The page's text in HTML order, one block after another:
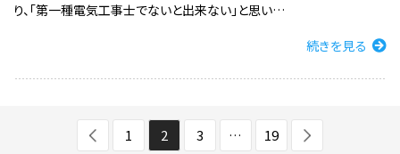
り、「第一種電気工事士でないと出来ない」と思い…
続きを見る
1 2 3 … 19